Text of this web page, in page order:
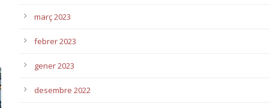
març 2023
febrer 2023
gener 2023
desembre 2022